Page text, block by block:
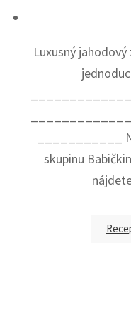
Luxusný
___________
skupinu